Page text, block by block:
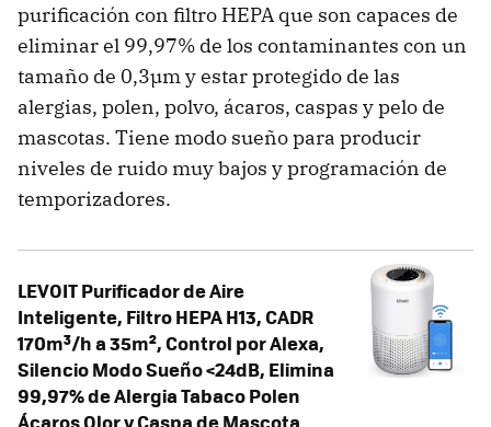
purificación con filtro HEPA que son capaces de
eliminar el 99,97% de los contaminantes con un
tamaño de 0,3µm y estar protegido de las
alergias, polen, polvo, ácaros, caspas y pelo de
mascotas. Tiene modo sueño para producir
niveles de ruido muy bajos y programación de
temporizadores.
LEVOIT Purificador de Aire
Inteligente, Filtro HEPA H13, CADR
170m³/h a 35m², Control por Alexa,
Silencio Modo Sueño <24dB, Elimina
99,97% de Alergia Tabaco Polen
Ácaros Olor y Caspa de Mascota